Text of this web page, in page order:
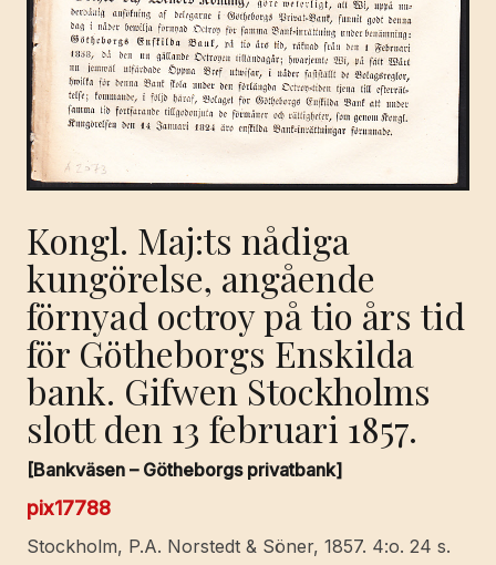
Kongl. Maj:ts nådiga
kungörelse, angående
förnyad octroy på tio års tid
för Götheborgs Enskilda
bank. Gifwen Stockholms
slott den 13 februari 1857.
[Bankväsen – Götheborgs privatbank]
pix17788
Stockholm, P.A. Norstedt & Söner, 1857. 4:o. 24 s.